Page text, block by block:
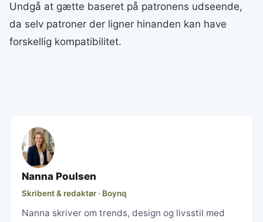
Undgå at gætte baseret på patronens udseende,
da selv patroner der ligner hinanden kan have
forskellig kompatibilitet.
Nanna Poulsen
Skribent & redaktør · Boynq
Nanna skriver om trends, design og livsstil med